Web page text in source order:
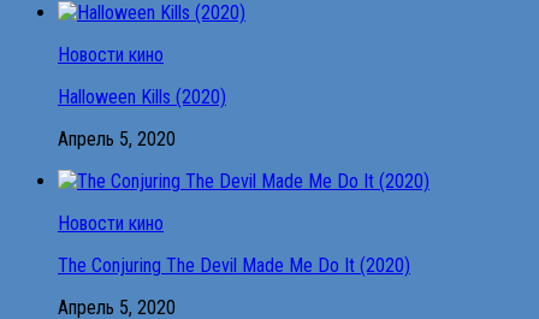
Новости кино
Halloween Kills (2020)
Апрель 5, 2020
Новости кино
The Conjuring The Devil Made Me Do It (2020)
Апрель 5, 2020